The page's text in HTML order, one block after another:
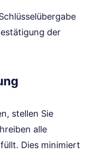
der
stellen Sie
alle
Dies minimiert